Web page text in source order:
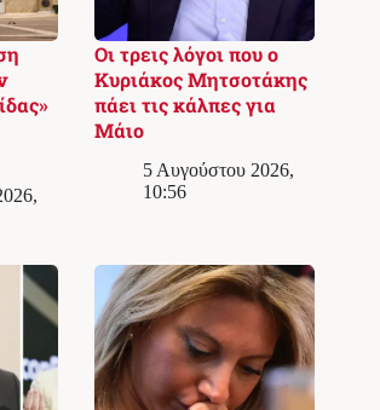
Οι τρεις λόγοι που ο
Κυριάκος Μητσοτάκης
πάει τις κάλπες για
Μάιο
5 Αυγούστου 2026,
10:56